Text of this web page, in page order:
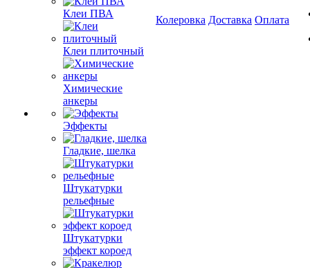
Клеи ПВА
Клеи плиточный
Химические
анкеры
Эффекты
Гладкие, шелка
Штукатурки
рельефные
Штукатурки
эффект короед
Колеровка Доставка Оплата